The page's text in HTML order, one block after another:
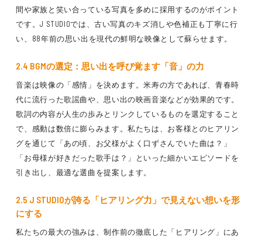
間や家族と笑い合っている写真を多めに採用するのがポイント
です。J STUDIOでは、古い写真のキズ消しや色補正も丁寧に行
い、88年前の思い出を現代の鮮明な映像として蘇らせます。
2.4 BGMの選定：思い出を呼び覚ます「音」の力
音楽は映像の「感情」を決めます。米寿の方であれば、青春時
代に流行った歌謡曲や、思い出の映画音楽などが効果的です。
歌詞の内容が人生の歩みとリンクしているものを選定すること
で、感動は数倍に膨らみます。私たちは、お客様とのヒアリン
グを通じて「あの頃、お父様がよく口ずさんでいた曲は？」
「お母様が好きだった歌手は？」といった細かいエピソードを
引き出し、最適な選曲を提案します。
2.5 J STUDIOが誇る「ヒアリング力」で見えない想いを形
にする
私たちの最大の強みは、制作前の徹底した「ヒアリング」にあ